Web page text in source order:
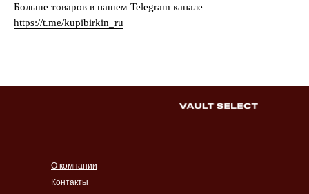
Больше товаров в нашем Telegram канале
https://t.me/kupibirkin_ru
Контакты
О компании